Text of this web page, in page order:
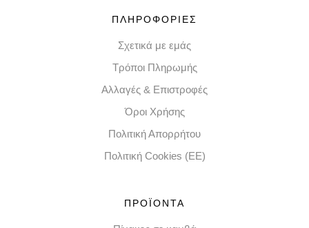
ΠΛΗΡΟΦΟΡΙΕΣ
Σχετικά με εμάς
Τρόποι Πληρωμής
Αλλαγές & Επιστροφές
Όροι Χρήσης
Πολιτική Απορρήτου
Πολιτική Cookies (EE)
ΠΡΟΪΟΝΤΑ